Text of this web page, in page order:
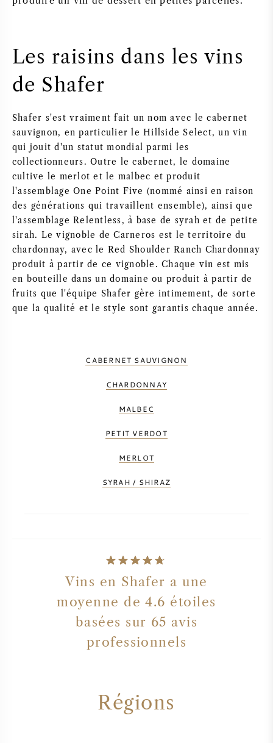
Les raisins dans les vins
de Shafer
Shafer s'est vraiment fait un nom avec le cabernet
sauvignon, en particulier le Hillside Select, un vin
qui jouit d'un statut mondial parmi les
collectionneurs. Outre le cabernet, le domaine
cultive le merlot et le malbec et produit
l'assemblage One Point Five (nommé ainsi en raison
des générations qui travaillent ensemble), ainsi que
l'assemblage Relentless, à base de syrah et de petite
sirah. Le vignoble de Carneros est le territoire du
chardonnay, avec le Red Shoulder Ranch Chardonnay
produit à partir de ce vignoble. Chaque vin est mis
en bouteille dans un domaine ou produit à partir de
fruits que l'équipe Shafer gère intimement, de sorte
que la qualité et le style sont garantis chaque année.
CABERNET SAUVIGNON
CHARDONNAY
MALBEC
PETIT VERDOT
MERLOT
SYRAH / SHIRAZ
Vins en Shafer a une
moyenne de 4.6 étoiles
basées sur 65 avis
professionnels
Régions